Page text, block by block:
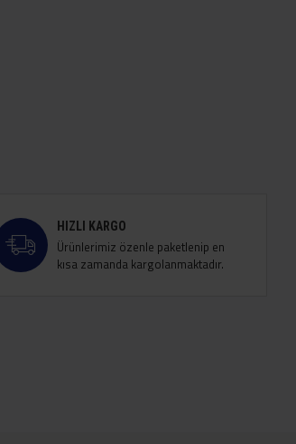
HIZLI KARGO
Ürünlerimiz özenle paketlenip en
kısa zamanda kargolanmaktadır.